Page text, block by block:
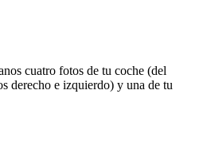
cuatro fotos de tu coche (del
derecho e izquierdo) y una de tu